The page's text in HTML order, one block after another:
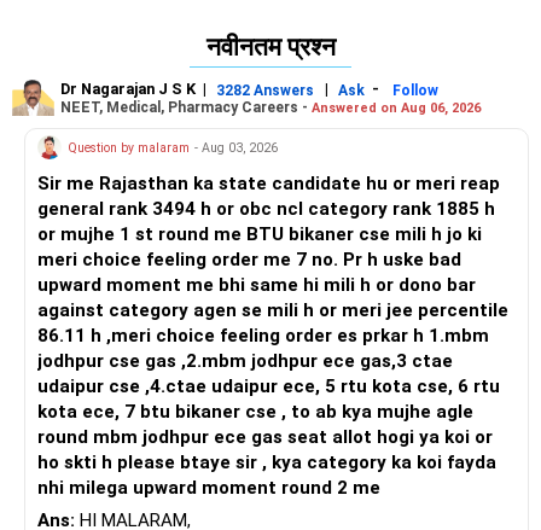
नवीनतम प्रश्न
Dr Nagarajan J S K | 3282 Answers | Ask -
Follow
NEET, Medical, Pharmacy Careers - Answered on Aug 06, 2026
Question by malaram - Aug 03, 2026
Sir me Rajasthan ka state candidate hu or meri reap
general rank 3494 h or obc ncl category rank 1885 h
or mujhe 1 st round me BTU bikaner cse mili h jo ki
meri choice feeling order me 7 no. Pr h uske bad
upward moment me bhi same hi mili h or dono bar
against category agen se mili h or meri jee percentile
86.11 h ,meri choice feeling order es prkar h 1.mbm
jodhpur cse gas ,2.mbm jodhpur ece gas,3 ctae
udaipur cse ,4.ctae udaipur ece, 5 rtu kota cse, 6 rtu
kota ece, 7 btu bikaner cse , to ab kya mujhe agle
round mbm jodhpur ece gas seat allot hogi ya koi or
ho skti h please btaye sir , kya category ka koi fayda
nhi milega upward moment round 2 me
Ans: HI MALARAM,